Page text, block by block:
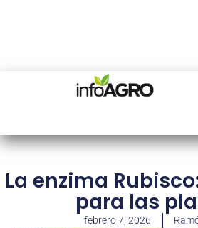
La enzima
para las
febrero 7, 2026